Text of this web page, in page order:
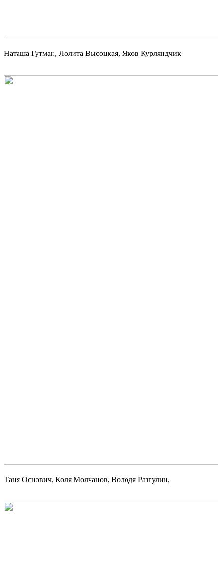
Наташа Гутман, Лолита Высоцкая, Яков Курляндчик.
Таня Основич, Коля Молчанов, Володя Разгулин,